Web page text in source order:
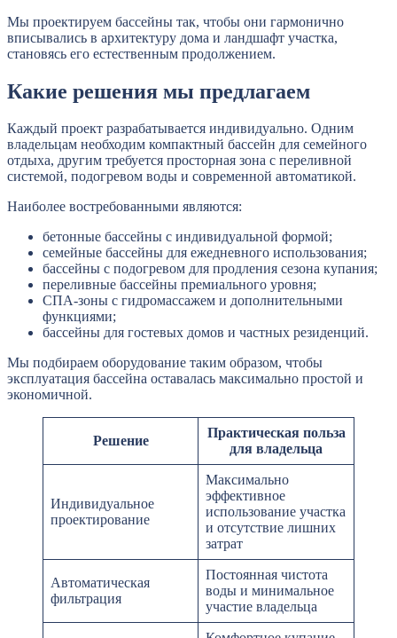
Мы проектируем бассейны так, чтобы они гармонично
вписывались в архитектуру дома и ландшафт участка,
становясь его естественным продолжением.
Какие решения мы предлагаем
Каждый проект разрабатывается индивидуально. Одним
владельцам необходим компактный бассейн для семейного
отдыха, другим требуется просторная зона с переливной
системой, подогревом воды и современной автоматикой.
Наиболее востребованными являются:
бетонные бассейны с индивидуальной формой;
семейные бассейны для ежедневного использования;
бассейны с подогревом для продления сезона купания;
переливные бассейны премиального уровня;
СПА-зоны с гидромассажем и дополнительными
функциями;
бассейны для гостевых домов и частных резиденций.
Мы подбираем оборудование таким образом, чтобы
эксплуатация бассейна оставалась максимально простой и
экономичной.
Решение
Практическая польза
для владельца
Индивидуальное
проектирование
Максимально
эффективное
использование участка
и отсутствие лишних
затрат
Автоматическая
фильтрация
Постоянная чистота
воды и минимальное
участие владельца